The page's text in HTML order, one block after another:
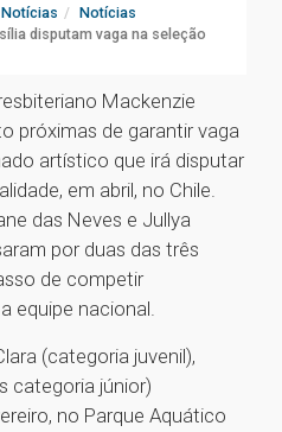
Notícias
disputam vaga na seleção
Mackenzie
próximas de garantir vaga
artístico que irá disputar
em abril, no Chile.
das Neves e Jullya
por duas das três
de competir
equipe nacional.
(categoria juvenil),
categoria júnior)
no Parque Aquático